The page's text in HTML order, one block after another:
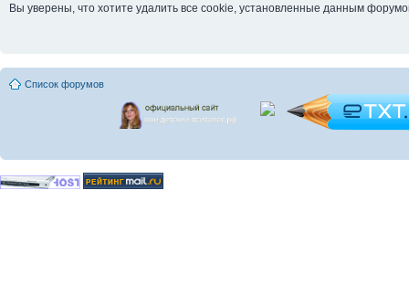
Вы уверены, что хотите удалить все cookie, установленные данным
Список форумов